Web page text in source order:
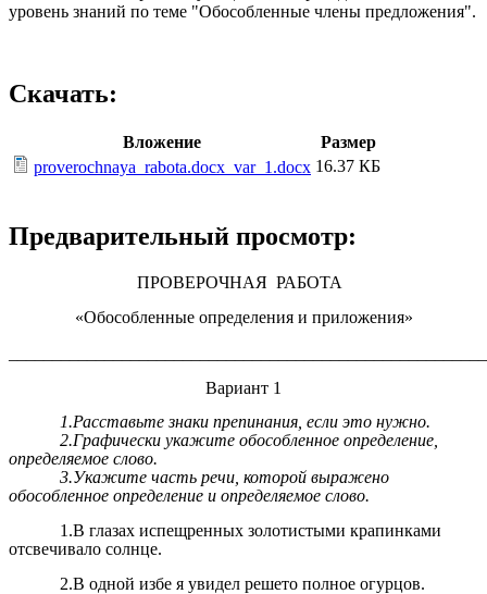
уровень знаний по теме "Обособленные члены предложения".
Скачать:
Вложение
Размер
proverochnaya_rabota.docx_var_1.docx 16.37 КБ
Предварительный просмотр:
ПРОВЕРОЧНАЯ РАБОТА
«Обособленные определения и приложения»
Вариант 1
1.Расставьте знаки препинания, если это нужно.
2.Графически укажите обособленное определение,
определяемое слово.
3.Укажите часть речи, которой выражено
обособленное определение и определяемое слово.
1.В глазах испещренных золотистыми крапинками
отсвечивало солнце.
2.В одной избе я увидел решето полное огурцов.